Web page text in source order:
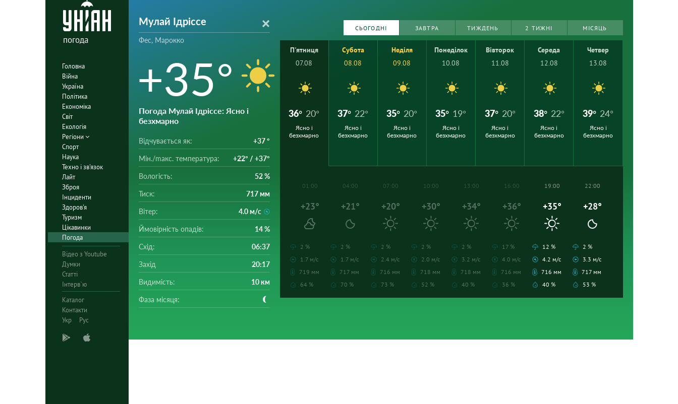
погода
Головна
Війна
Україна
Політика
Економіка
Світ
Екологія
Регіони
Спорт
Наука
Техно і зв'язок
Лайт
Зброя
Інциденти
Здоров'я
Туризм
Цікавинки
Погода
Відео з Youtube
Думки
Статті
Інтерв`ю
Каталог
Контакти
Укр
Рус
Мулай Ідріссе
Фес, Марокко
+35°
Погода Мулай Ідріссе: Ясно і
безхмарно
Відчувається як: +37 °
Мін./mакс. температура: +22° / +37°
Вологість: 52 %
Тиск: 717 мм
Вітер: 4.0 м/с
Ймовірність опадів: 14 %
Схід: 06:37
Захід 20:17
Видимість: 10 км
Фаза місяця:
СЬОГОДНІ ЗАВТРА ТИЖДЕНЬ 2 ТИЖНІ МІСЯЦЬ
П'ятниця
07.08
36° 20°
Ясно і
безхмарно
Субота
08.08
37° 22°
Ясно і
безхмарно
Неділя
09.08
35° 20°
Ясно і
безхмарно
Понеділок
10.08
35° 19°
Ясно і
безхмарно
Вівторок
11.08
37° 20°
Ясно і
безхмарно
Середа
12.08
38° 22°
Ясно і
безхмарно
Четвер
13.08
39° 24°
Ясно і
безхмарно
01:00
+23°
2 %
1.7 м/с
719 мм
64 %
04:00
+21°
2 %
1.7 м/с
717 мм
70 %
07:00
+20°
2 %
2.4 м/с
716 мм
73 %
10:00
+30°
2 %
2.0 м/с
718 мм
52 %
13:00
+34°
2 %
3.2 м/с
718 мм
40 %
16:00
+36°
17 %
4.0 м/с
716 мм
36 %
19:00
+35°
12 %
4.2 м/с
716 мм
40 %
22:00
+28°
2 %
3.3 м/с
717 мм
53 %